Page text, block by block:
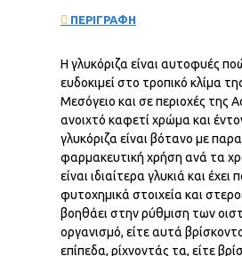
ΠΕΡΙΓΡΑΦΗ
Η γλυκόριζα είναι αυτοφυές
ευδοκιμεί στο τροπικό κλίμα
Μεσόγειο και σε περιοχές της
ανοιχτό καφετί χρώμα και
γλυκόριζα είναι βότανο με
φαρμακευτική χρήση ανά τα
είναι ιδιαίτερα γλυκιά και έχει
φυτοχημικά στοιχεία και
βοηθάει στην ρύθμιση των
οργανισμό, είτε αυτά
επίπεδα, ρίχνοντάς τα, είτε